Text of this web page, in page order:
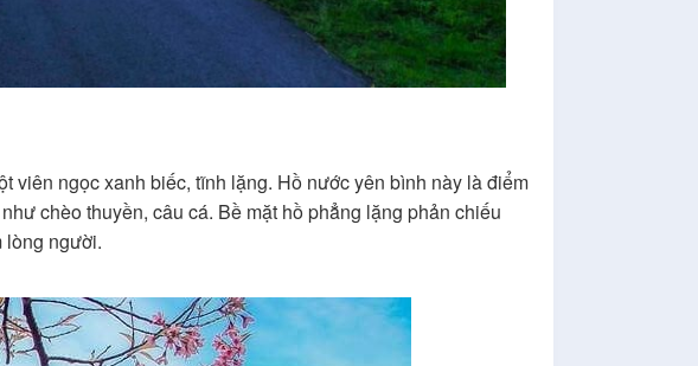
viên ngọc xanh biếc, tĩnh lặng. Hồ nước yên bình này là điểm
chèo thuyền, câu cá. Bề mặt hồ phẳng lặng phản chiếu
lòng người.